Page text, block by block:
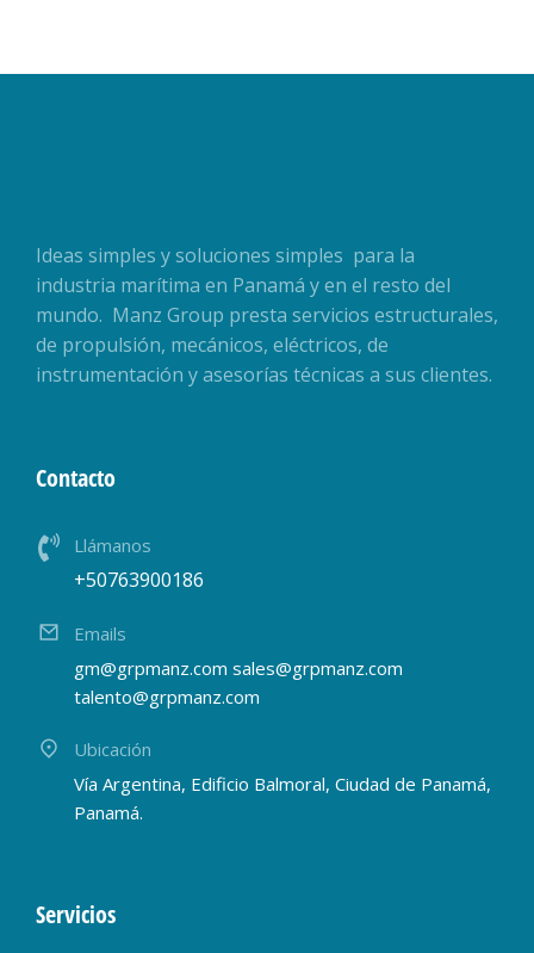
Ideas simples y soluciones simples para la
industria marítima en Panamá y en el resto del
mundo. Manz Group presta servicios estructurales,
de propulsión, mecánicos, eléctricos, de
instrumentación y asesorías técnicas a sus clientes.
Contacto
Llámanos
+50763900186
Emails
gm@grpmanz.com sales@grpmanz.com
talento@grpmanz.com
Ubicación
Vía Argentina, Edificio Balmoral, Ciudad de Panamá,
Panamá.
Servicios